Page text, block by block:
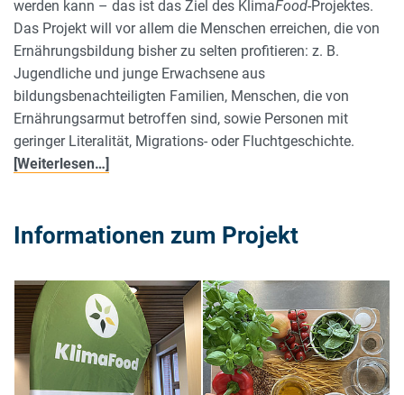
werden kann – das ist das Ziel des KlimaFood-Projektes.
Das Projekt will vor allem die Menschen erreichen, die von
Ernährungsbildung bisher zu selten profitieren: z. B.
Jugendliche und junge Erwachsene aus
bildungsbenachteiligten Familien, Menschen, die von
Ernährungsarmut betroffen sind, sowie Personen mit
geringer Literalität, Migrations- oder Fluchtgeschichte.
[Weiterlesen…]
Informationen zum Projekt